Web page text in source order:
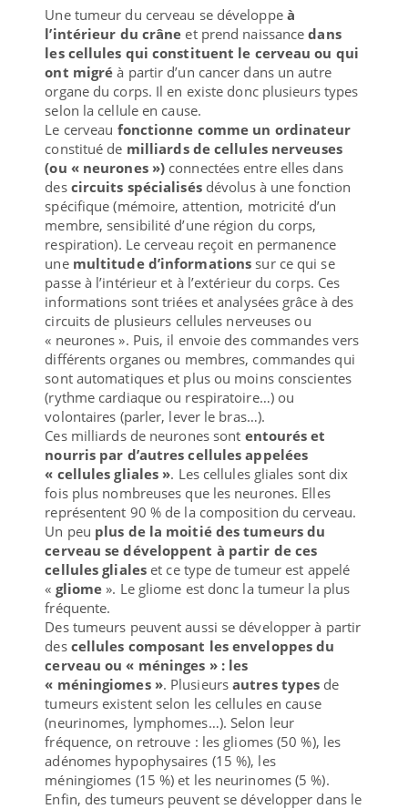
Une tumeur du cerveau se développe à
l’intérieur du crâne et prend naissancedans
les cellules qui constituent le cerveau ou qui
ont migré à partir d’un cancer dans un autre
organe du corps. Il en existe donc plusieurs types
selon la cellule en cause.
Le cerveau fonctionne comme un ordinateur
constitué de milliards de cellules nerveuses
(ou « neurones ») connectées entre elles dans
des circuits spécialisés dévolus à une fonction
spécifique (mémoire, attention, motricité d’un
membre, sensibilité d’une région du corps,
respiration). Le cerveau reçoit en permanence
une multitude d’informations sur ce qui se
passe à l’intérieur et à l’extérieur du corps. Ces
informations sont triées et analysées grâce à des
circuits de plusieurs cellules nerveuses ou
« neurones ». Puis, il envoie des commandes vers
différents organes ou membres, commandes qui
sont automatiques et plus ou moins conscientes
(rythme cardiaque ou respiratoire…) ou
volontaires (parler, lever le bras…).
Ces milliards de neurones sont entourés et
nourris par d’autres cellules appelées
« cellules gliales ». Les cellules gliales sont dix
fois plus nombreuses que les neurones. Elles
représentent 90 % de la composition du cerveau.
Un peu plus de la moitié des tumeurs du
cerveau se développent à partir de ces
cellules gliales et ce type de tumeur est appelé
« gliome». Le gliome est donc la tumeur la plus
fréquente.
Des tumeurs peuvent aussi se développer à partir
des cellules composant les enveloppes du
cerveau ou « méninges » : les
« méningiomes ». Plusieursautres types de
tumeurs existent selon les cellules en cause
(neurinomes, lymphomes…). Selon leur
fréquence, on retrouve : les gliomes (50 %), les
adénomes hypophysaires (15 %), les
méningiomes (15 %) et les neurinomes (5 %).
Enfin, des tumeurs peuvent se développer dans le